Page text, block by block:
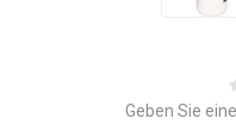
Geben Sie